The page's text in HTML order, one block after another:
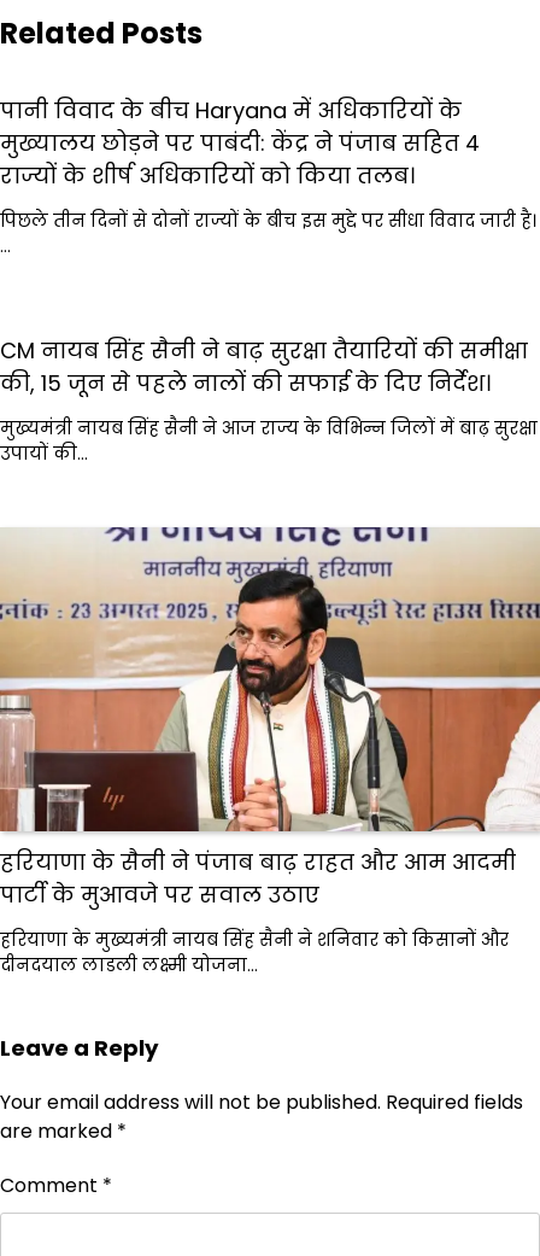
Related Posts
पानी विवाद के बीच Haryana में अधिकारियों के
मुख्यालय छोड़ने पर पाबंदी: केंद्र ने पंजाब सहित 4
राज्यों के शीर्ष अधिकारियों को किया तलब।
पिछले तीन दिनों से दोनों राज्यों के बीच इस मुद्दे पर सीधा विवाद जारी है।
…
CM नायब सिंह सैनी ने बाढ़ सुरक्षा तैयारियों की समीक्षा
की, 15 जून से पहले नालों की सफाई के दिए निर्देश।
मुख्यमंत्री नायब सिंह सैनी ने आज राज्य के विभिन्न जिलों में बाढ़ सुरक्षा
उपायों की…
हरियाणा के सैनी ने पंजाब बाढ़ राहत और आम आदमी
पार्टी के मुआवजे पर सवाल उठाए
हरियाणा के मुख्यमंत्री नायब सिंह सैनी ने शनिवार को किसानों और
दीनदयाल लाडली लक्ष्मी योजना…
Leave a Reply
Your email address will not be published. Required fields
are marked *
Comment *